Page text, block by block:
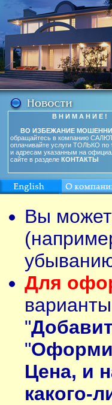
В Н И М А Н И Е !
ВО ИЗБЕЖАНИЕ
обращайтесь в компанию
оплачивайте услуги ТОЛЬКО по
и адресам указанным на
сайте в разделе КОНТАКТЫ
Вы
Для
"
"
Цена, и
какого-